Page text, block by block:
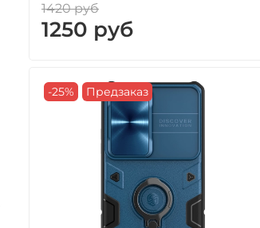
1420 руб
1250 руб
-25% Предзаказ